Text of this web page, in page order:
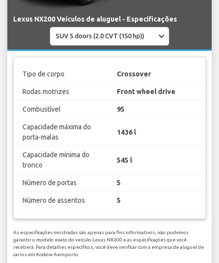
Lexus NX200 Veículos de aluguel - Especificações
Tipo de corpo Crossover
Rodas motrizes Front wheel drive
Combustível 95
Capacidade máxima do
porta-malas
1436 l
Capacidade mínima do
tronco
545 l
Número de portas 5
Número de assentos 5
As especificações mostradas são apenas para fins informativos, não podemos
garantir o modelo exato do veículo Lexus NX200 e as especificações que você
receberá. Para detalhes específicos, você deve verificar com a empresa de aluguel de
carros em Kraków Aeroporto.